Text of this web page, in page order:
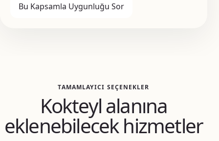
Bu Kapsamla Uygunluğu Sor
TAMAMLAYICI SEÇENEKLER
Kokteyl alanına
eklenebilecek hizmetler